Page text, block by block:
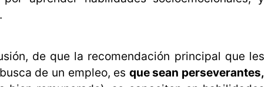
de que la recomendación principal que les
de un empleo, es que sean perseverantes,